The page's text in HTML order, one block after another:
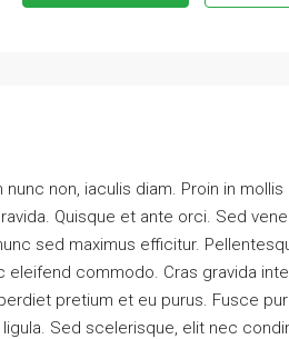
non, iaculis diam. Proin in
Quisque et ante orci. Sed
sed maximus efficitur.
commodo. Cras gravida
pretium et eu purus. Fusce
Sed scelerisque, elit nec